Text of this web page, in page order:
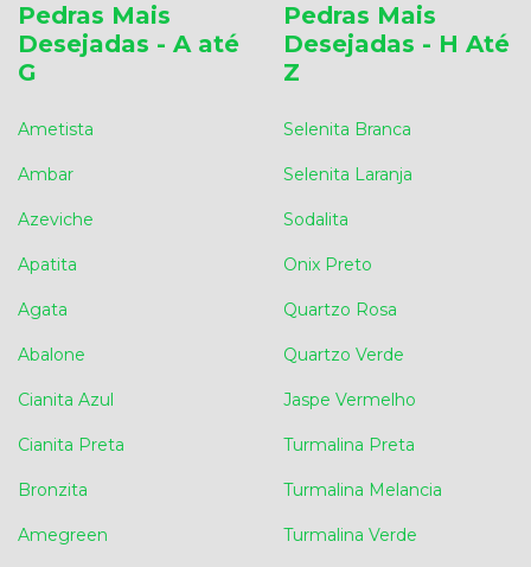
Pedras Mais
Desejadas - A até
G
Ametista
Ambar
Azeviche
Apatita
Agata
Abalone
Cianita Azul
Cianita Preta
Bronzita
Amegreen
Pedras Mais
Desejadas - H Até
Z
Selenita Branca
Selenita Laranja
Sodalita
Onix Preto
Quartzo Rosa
Quartzo Verde
Jaspe Vermelho
Turmalina Preta
Turmalina Melancia
Turmalina Verde